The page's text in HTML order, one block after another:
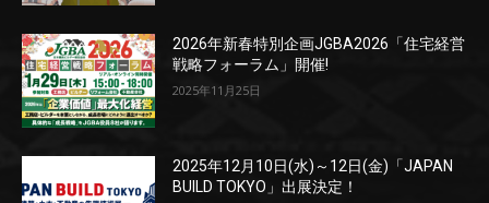
2026年新春特別企画JGBA2026「住宅経営
戦略フォーラム」開催!
2025年11月25日
2025年12月10日(水)～12日(金)「JAPAN
BUILD TOKYO」出展決定！